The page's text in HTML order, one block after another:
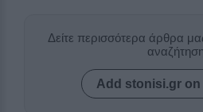
Δείτε περισσότερα άρθρα
Add stonisi.gr